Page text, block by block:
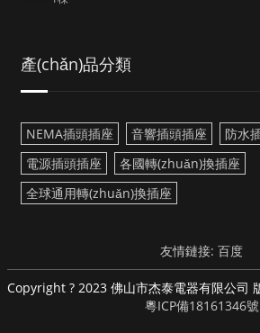
產(chǎn)品分類
NEMA插頭插座 音響插頭插座
防水
電源插頭插座
各國轉(zhuǎn)換插座
全球通用轉(zhuǎn)換插座
友情鏈接: 百度
Copyright ? 2023 佛山市杰泰電器有限公司
粵ICP備18161346號